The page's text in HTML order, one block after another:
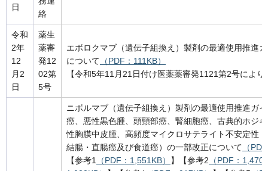
日
絡
令和
2年
12
月2
日
薬生
薬審
発12
02第
5号
エボロクマブ（遺伝子組換え）製剤の最適使用推進
について （PDF：111KB）
【令和5年11月21日付け医薬薬審発1121第2号により
ニボルマブ（遺伝子組換え）製剤の最適使用推進ガ
癌、悪性黒色腫、頭頸部癌、腎細胞癌、古典的ホジ
性胸膜中皮腫、高頻度マイクロサテライト不安定性
結腸・直腸癌及び食道癌）の一部改正について （
【参考1 （PDF：1,551KB） 】【参考2 （PDF：